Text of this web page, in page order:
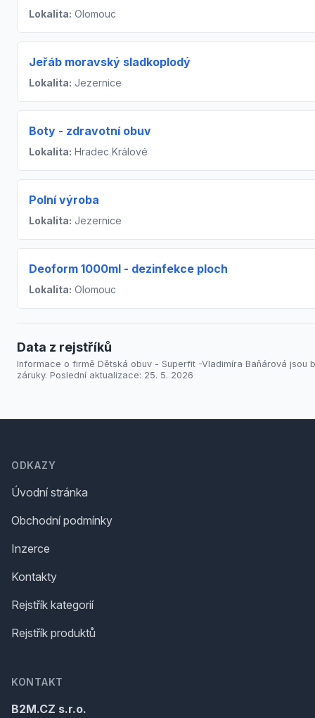
Lokalita: Olomouc
Jeřáb moravský sladkoplodý
Lokalita: Jezernice
Boty - zdravotní obuv
Lokalita: Hradec Králové
Polní výroba
Lokalita: Jezernice
Deoform 1000ml - dezinfekce ploch
Lokalita: Olomouc
Data z rejstříků
Informace o firmě Dětská obuv - Superfit -Vladimíra Baňárová jsou
záruky. Poslední aktualizace: 25. 5. 2026
ODKAZY
Úvodní stránka
Obchodní podmínky
Inzerce
Kontakty
Rejstřík kategorií
Rejstřík produktů
KONTAKT
B2M.CZ s.r.o.